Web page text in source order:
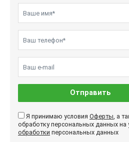
Отправить
Я принимаю условия Оферты, а
обработку персональных данных на
обработки персональных данных